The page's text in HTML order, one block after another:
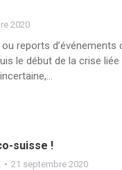
2020
reports d’événements
le début de la crise liée
suisse !
21 septembre 2020